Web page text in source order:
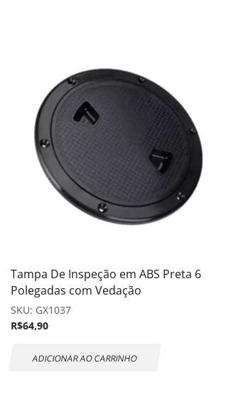
Tampa De Inspeção em ABS Preta 6
Polegadas com Vedação
SKU: GX1037
R$64,90
ADICIONAR AO CARRINHO